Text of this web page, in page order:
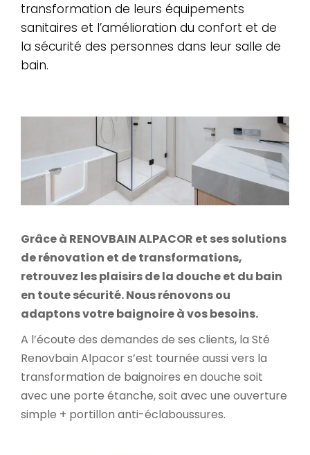
transformation de leurs équipements
sanitaires et l’amélioration du confort et de
la sécurité des personnes dans leur salle de
bain.
Grâce à RENOVBAIN ALPACOR et ses solutions
de rénovation et de transformations,
retrouvez les plaisirs de la douche et du bain
en toute sécurité.Nous rénovons ou
adaptons votre baignoire à vos besoins.
A l’écoute des demandes de ses clients, la Sté
Renovbain Alpacor s’est tournée aussi vers la
transformation de baignoires en douche soit
avec une porte étanche, soit avec une ouverture
simple + portillon anti-éclaboussures.